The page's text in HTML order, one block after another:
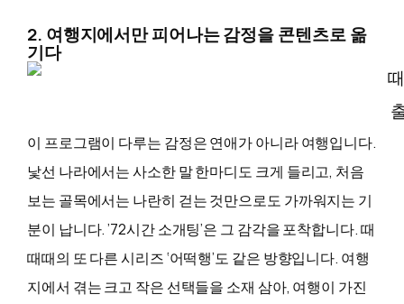
2. 여행지에서만 피어나는 감정을 콘텐츠로 옮
기다
이 프로그램이 다루는 감정은 연애가 아니라 여행입니다.
낯선 나라에서는 사소한 말 한마디도 크게 들리고, 처음
보는 골목에서는 나란히 걷는 것만으로도 가까워지는 기
분이 납니다. ’72시간 소개팅’은 그 감각을 포착합니다. 때
때때의 또 다른 시리즈 ‘어떡행’도 같은 방향입니다. 여행
지에서 겪는 크고 작은 선택들을 소재 삼아, 여행이 가진